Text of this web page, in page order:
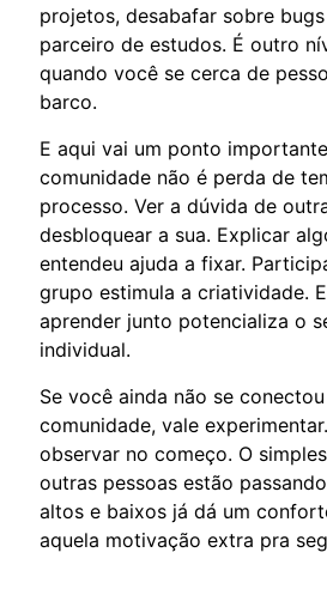
projetos, desabafar sobre
parceiro de estudos. É outro
quando você se cerca de
barco.
E aqui vai um ponto
comunidade não é perda de
processo. Ver a dúvida de
desbloquear a sua. Explicar
entendeu ajuda a fixar.
grupo estimula a criatividade.
aprender junto potencializa o
individual.
Se você ainda não se
comunidade, vale
observar no começo. O
outras pessoas estão
altos e baixos já dá um
aquela motivação extra pra